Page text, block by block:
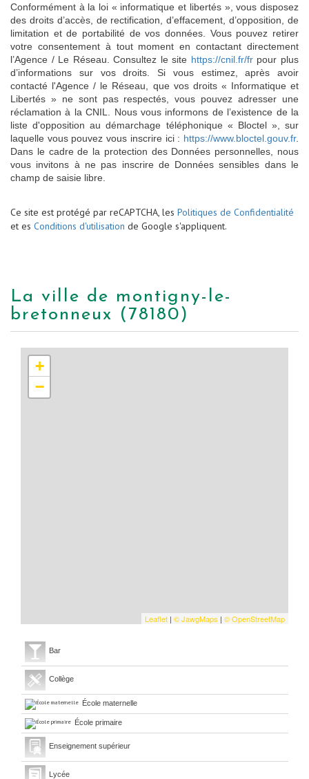
Conformément à la loi « informatique et libertés », vous disposez
des droits d’accès, de rectification, d’effacement, d’opposition, de
limitation et de portabilité de vos données. Vous pouvez retirer
votre consentement à tout moment en contactant directement
l’Agence / Le Réseau. Consultez le site https://cnil.fr/frpour plus
d’informations sur vos droits. Si vous estimez, après avoir
contacté l'Agence / le Réseau, que vos droits « Informatique et
Libertés » ne sont pas respectés, vous pouvez adresser une
réclamation à la CNIL. Nous vous informons de l’existence de la
liste d'opposition au démarchage téléphonique « Bloctel », sur
laquelle vous pouvez vous inscrire ici : https://www.bloctel.gouv.fr.
Dans le cadre de la protection des Données personnelles, nous
vous invitons à ne pas inscrire de Données sensibles dans le
champ de saisie libre.
Ce site est protégé par reCAPTCHA, les Politiques de Confidentialité
et es Conditions d'utilisation de Google s'appliquent.
la ville de montigny-le-
bretonneux (78180)
+
−
Leaflet | ©JawgMaps | © OpenStreetMap
Bar
Collège
École maternelle
École primaire
Enseignement supérieur
Lycée